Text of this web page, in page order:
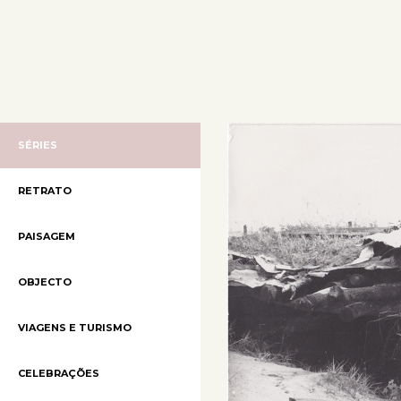
SÉRIES
RETRATO
PAISAGEM
OBJECTO
VIAGENS E TURISMO
CELEBRAÇÕES